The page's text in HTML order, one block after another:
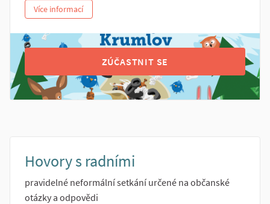
Více informací
ZÚČASTNIT SE
Hovory s radními
pravidelné neformální setkání určené na občanské
otázky a odpovědi